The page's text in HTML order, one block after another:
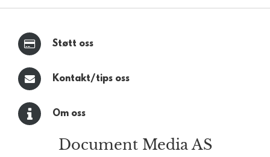
Støtt oss
Kontakt/tips oss
Om oss
Document Media AS